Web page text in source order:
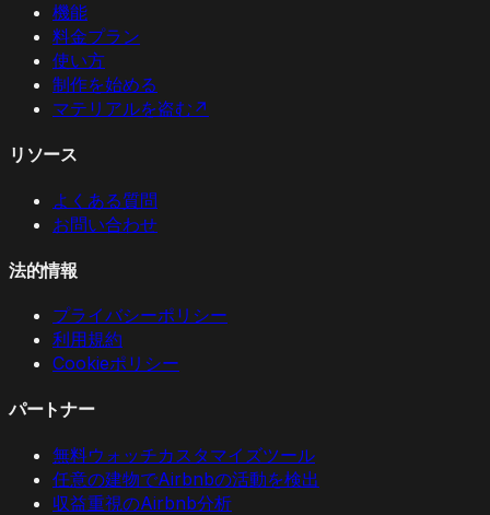
機能
料金プラン
使い方
制作を始める
マテリアルを盗む ↗
リソース
よくある質問
お問い合わせ
法的情報
プライバシーポリシー
利用規約
Cookieポリシー
パートナー
無料ウォッチカスタマイズツール
任意の建物でAirbnbの活動を検出
収益重視のAirbnb分析